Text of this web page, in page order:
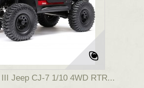
Jeep CJ-7 1/10 4WD RTR...